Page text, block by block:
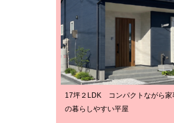
17坪２LDK コンパクトながら家
の暮らしやすい平屋